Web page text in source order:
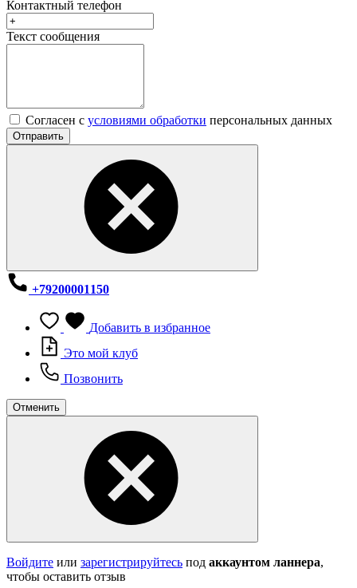
Контактный телефон
Текст сообщения
Согласен с условиями обработки персональных данных
Отправить
+79200001150
Добавить в избранное
Это мой клуб
Позвонить
Отменить
Войдите или зарегистрируйтесь под аккаунтом ланнера,
чтобы оставить отзыв